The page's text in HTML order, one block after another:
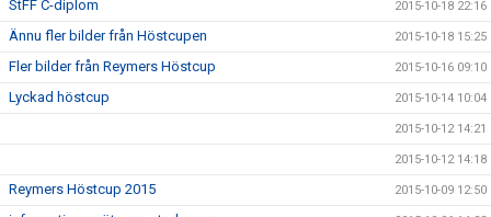
StFF C-diplom 2015-10-18 22:16
Ännu fler bilder från Höstcupen 2015-10-18 15:25
Fler bilder från Reymers Höstcup 2015-10-16 09:10
Lyckad höstcup 2015-10-14 10:04
2015-10-12 14:21
2015-10-12 14:18
Reymers Höstcup 2015 2015-10-09 12:50